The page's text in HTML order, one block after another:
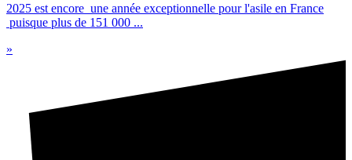
2025 est encore une année exceptionnelle pour l'asile en France
puisque plus de 151 000 ...
»